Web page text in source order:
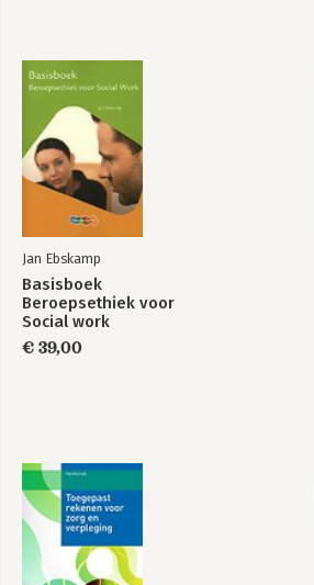
Jan Ebskamp
Basisboek
Beroepsethiek voor
Social work
€ 39,00